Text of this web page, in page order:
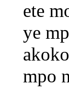
ete
ye
mpo